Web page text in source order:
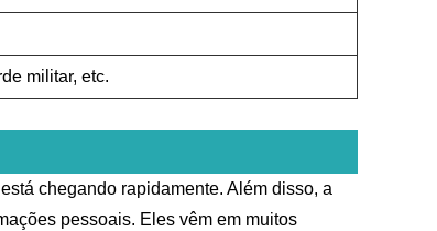
militar, etc.
chegando rapidamente. Além disso, a
pessoais. Eles vêm em muitos